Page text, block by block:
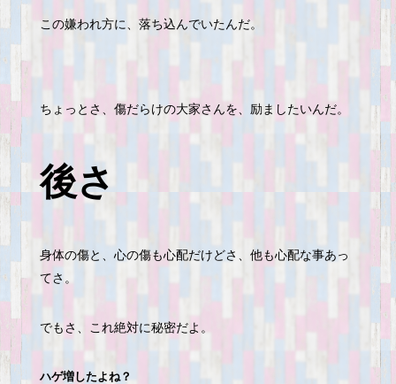
この嫌われ方に、落ち込んでいたんだ。
ちょっとさ、傷だらけの大家さんを、励ましたいんだ。
後さ
身体の傷と、心の傷も心配だけどさ、他も心配な事あっ
てさ。
でもさ、これ絶対に秘密だよ。
ハゲ増したよね？